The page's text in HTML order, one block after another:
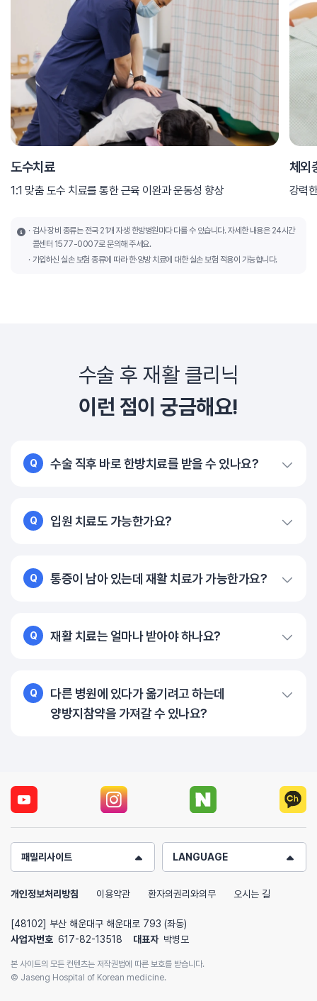
도수치료
1:1 맞춤 도수 치료를 통한 근육 이완과 운동성 향상
체외
강력
검사 장비 종류는 전국 21개 자생 한방병원마다 다를 수 있습니다. 자세한 내용은 24시간
콜센터 1577-0007로 문의해 주세요.
가입하신 실손 보험 종류에 따라 한·양방 치료에 대한 실손 보험 적용이 가능합니다.
수술 후 재활 클리닉
이런 점이 궁금해요!
Q 수술 직후 바로 한방치료를 받을 수 있나요?
Q 입원 치료도 가능한가요?
Q 통증이 남아 있는데 재활 치료가 가능한가요?
Q 재활 치료는 얼마나 받아야 하나요?
Q
다른 병원에 있다가 옮기려고 하는데
양방지참약을 가져갈 수 있나요?
패밀리사이트 LANGUAGE
개인정보처리방침 이용약관 환자의권리와의무 오시는 길
[48102] 부산 해운대구 해운대로 793 (좌동)
사업자번호 617-82-13518 대표자 박병모
본 사이트의 모든 컨텐츠는 저작권법에 따른 보호를 받습니다.
© Jaseng Hospital of Korean medicine.